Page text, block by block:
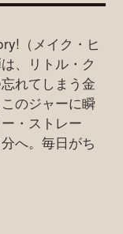
（メイク・ヒ
、リトル・ク
れてしまう金
のジャーに瞬
・ストレー
へ。毎日がち